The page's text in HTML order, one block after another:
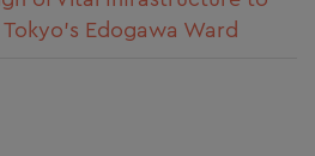
Edogawa Ward